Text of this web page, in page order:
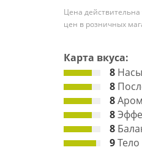
Цена
цен в розничных
Карта вкуса:
8
8
8
8
8
9Тело